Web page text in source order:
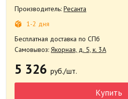
Производитель: Ресанта
1-2 дня
Бесплатная доставка по СПб
Самовывоз: Якорная, д. 5, к. 3А
5 326 руб./шт.
Купить